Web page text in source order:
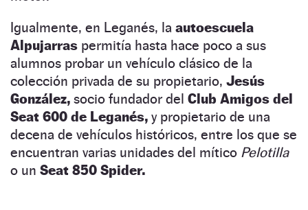
Igualmente, en Leganés, la autoescuela
Alpujarras permitía hasta hace poco a sus
alumnos probar un vehículo clásico de la
colección privada de su propietario, Jesús
González, socio fundador del Club Amigos del
Seat 600 de Leganés, y propietario de una
decena de vehículos históricos, entre los que se
encuentran varias unidades del mítico Pelotilla
o un Seat 850 Spider.